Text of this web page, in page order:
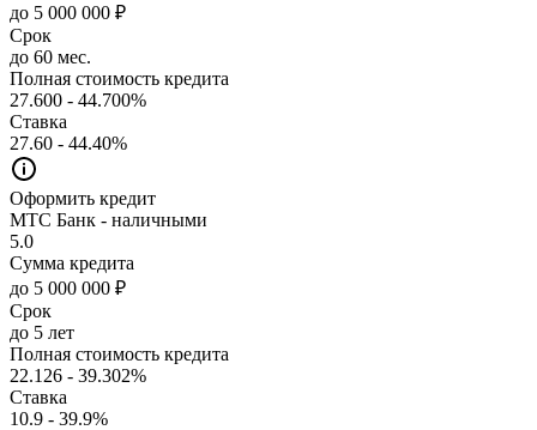
до 5 000 000 ₽
Срок
до 60 мес.
Полная стоимость кредита
27.600 - 44.700%
Ставка
27.60 - 44.40%
Оформить кредит
МТС Банк - наличными
5.0
Сумма кредита
до 5 000 000 ₽
Срок
до 5 лет
Полная стоимость кредита
22.126 - 39.302%
Ставка
10.9 - 39.9%